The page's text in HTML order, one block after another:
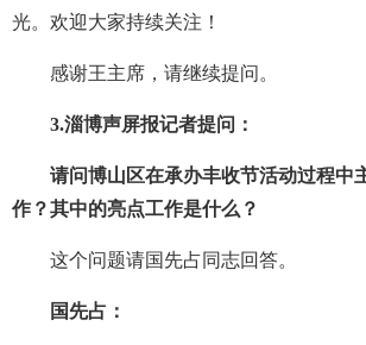
光。欢迎大家持续关注！
感谢王主席，请继续提问。
3.淄博声屏报记者提问：
请问博山区在承办丰收节活动过程中
作？其中的亮点工作是什么？
这个问题请国先占同志回答。
国先占：